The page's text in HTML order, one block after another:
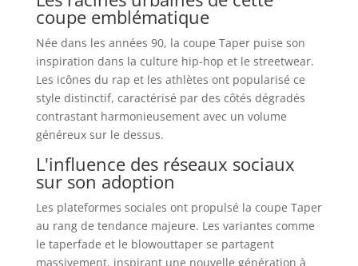
coupe emblématique
Née dans les années 90, la coupe Taper puise son
inspiration dans la culture hip-hop et le streetwear.
Les icônes du rap et les athlètes ont popularisé ce
style distinctif, caractérisé par des côtés dégradés
contrastant harmonieusement avec un volume
généreux sur le dessus.
L'influence des réseaux sociaux
sur son adoption
Les plateformes sociales ont propulsé la coupe Taper
au rang de tendance majeure. Les variantes comme
le taperfade et le blowouttaper se partagent
massivement, inspirant une nouvelle génération à